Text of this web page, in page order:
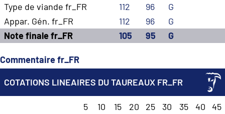
Type de viande fr_FR
112 96
G
Appar. Gén. fr_FR
112 96
G
Note finale fr_FR
105 95 G
Commentaire fr_FR
COTATIONS LINEAIRES DU TAUREAUX FR_FR
5 10 15 20 25 30 35 40 45